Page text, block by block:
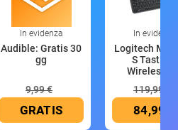
In evidenza
Audible: Gratis 30
gg
9,99 €
GRATIS
In evidenza
Logitech MX
S Tastiera
Wireless
119,99 €
84,99 €